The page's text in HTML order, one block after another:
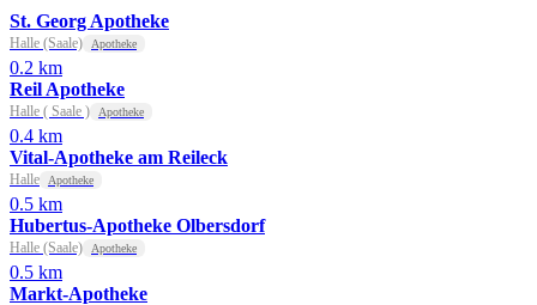
St. Georg Apotheke
Halle (Saale) Apotheke
0.2 km
Reil Apotheke
Halle ( Saale ) Apotheke
0.4 km
Vital-Apotheke am Reileck
Halle Apotheke
0.5 km
Hubertus-Apotheke Olbersdorf
Halle (Saale) Apotheke
0.5 km
Markt-Apotheke